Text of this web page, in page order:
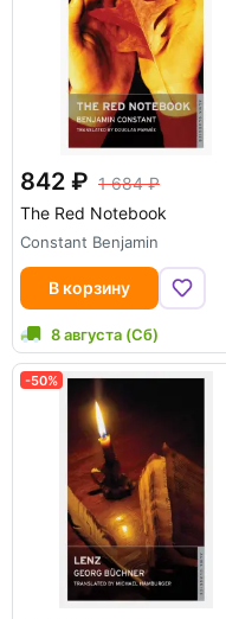
842
1 684
The Red Notebook
Constant Benjamin
В корзину
8 августа (Сб)
-50%